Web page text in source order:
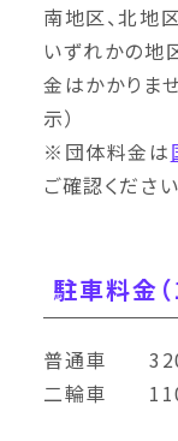
南地区、北地
いずれかの地
金はかかりま
示）
※団体料金は
ご確認ください
駐車料金（
普通車
二輪車